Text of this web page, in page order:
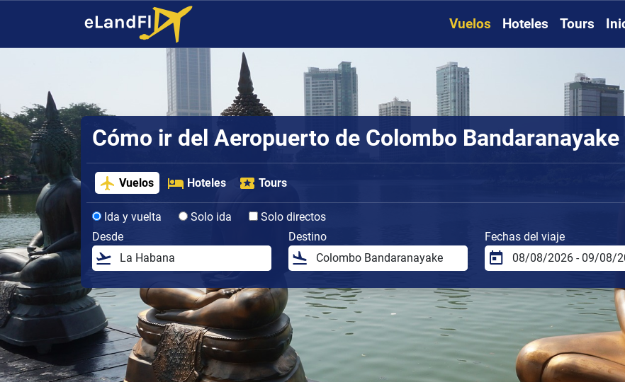
Vuelos Hoteles Tours
Cómo ir del Aeropuerto de Colombo
Vuelos Hoteles Tours
Ida y vuelta Solo ida
Solo directos
Desde
Destino Fechas del viaje